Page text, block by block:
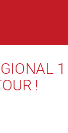
1
!